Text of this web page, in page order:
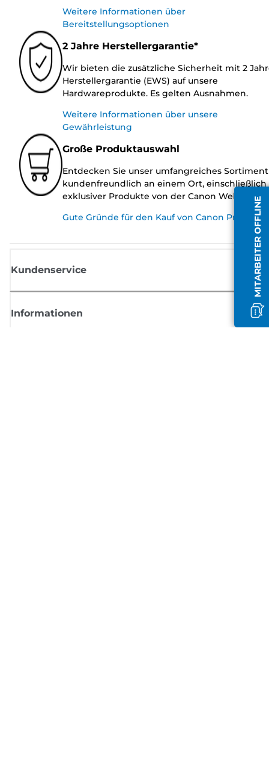
MITARBEITER OFFLINE
Weitere Informationen über
Bereitstellungsoptionen
2 Jahre Herstellergarantie*
Wir bieten die zusätzliche Sicherheit mit 2
Herstellergarantie (EWS) auf unsere
Hardwareprodukte. Es gelten Ausnahmen.
Weitere Informationen über unsere
Gewährleistung
Große Produktauswahl
Entdecken Sie unser umfangreiches Sortiment
kundenfreundlich an einem Ort, einschließlich
exklusiver Produkte von der Canon Website.
Gute Gründe für den Kauf von Canon
Kundenservice
Informationen